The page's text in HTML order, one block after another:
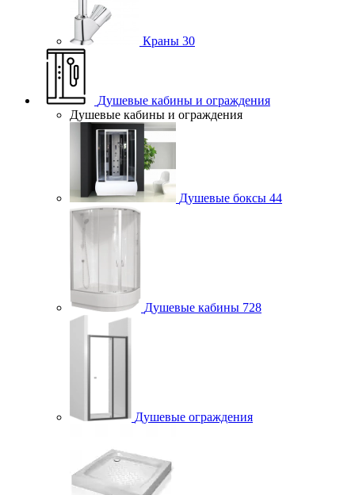
Краны 30
Душевые кабины и ограждения
Душевые кабины и ограждения
Душевые боксы 44
Душевые кабины 728
Душевые ограждения